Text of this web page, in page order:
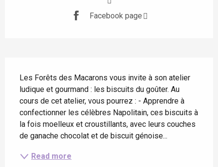
Facebook page
Les Forêts des Macarons vous invite à son atelier
ludique et gourmand : les biscuits du goûter. Au
cours de cet atelier, vous pourrez : - Apprendre à
confectionner les célèbres Napolitain, ces biscuits à
la fois moelleux et croustillants, avec leurs couches
de ganache chocolat et de biscuit génoise...
Read more